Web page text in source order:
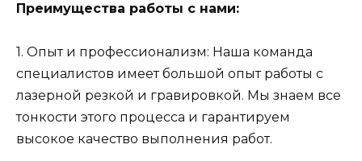
Преимущества работы с нами:
1. Опыт и профессионализм: Наша команда
специалистов имеет большой опыт работы с
лазерной резкой и гравировкой. Мы знаем все
тонкости этого процесса и гарантируем
высокое качество выполнения работ.